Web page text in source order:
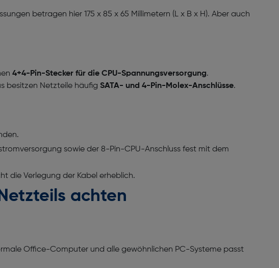
betragen hier 175 x 85 x 65 Millimetern (L x B x H). Aber auch
4+4-Pin-Stecker für die CPU-Spannungsversorgung.
besitzen Netzteile häufig SATA- und 4-Pin-Molex-Anschlüsse.
sowie der 8-Pin-CPU-Anschluss fest mit dem
die Verlegung der Kabel erheblich.
achten
Office-Computer und alle gewöhnlichen PC-Systeme passt